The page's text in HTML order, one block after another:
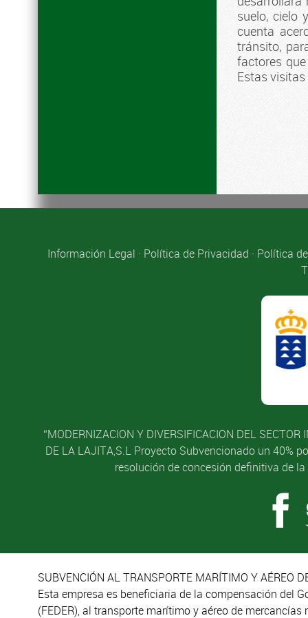
suelo, cielo
cuenta
tránsito,
factores
Estas
Información Legal · Política de Privacidad · Política
“MODERNIZACION Y DIVERSIFICACION DEL
DE LA LAJITA,S.L Proyecto Subvencionado un 40%
resolución de concesión definitiva de
SUBVENCIÓN AL TRANSPORTE MARÍTIMO Y AÉREO
Esta empresa es beneficiaria de la compensación del
(FEDER), al transporte marítimo y aéreo de